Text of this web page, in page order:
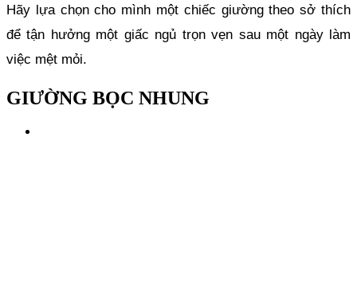
Hãy lựa chọn cho mình một chiếc giường theo sở thích
để tận hưởng một giấc ngủ trọn vẹn sau một ngày làm
việc mệt mỏi.
GIƯỜNG BỌC NHUNG